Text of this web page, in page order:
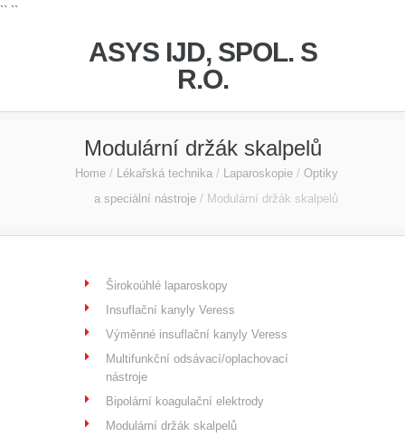
`` ``
ASYS IJD, SPOL. S
R.O.
Modulární držák skalpelů
Home / Lékařská technika / Laparoskopie / Optiky
a speciální nástroje / Modulární držák skalpelů
Širokoúhlé laparoskopy
Insuflační kanyly Veress
Výměnné insuflační kanyly Veress
Multifunkční odsávací/oplachovací
nástroje
Bipolární koagulační elektrody
Modulární držák skalpelů